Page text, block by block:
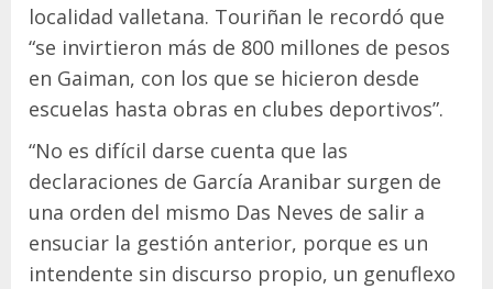
localidad valletana. Touriñan le recordó que
“se invirtieron más de 800 millones de pesos
en Gaiman, con los que se hicieron desde
escuelas hasta obras en clubes deportivos”.
“No es difícil darse cuenta que las
declaraciones de García Aranibar surgen de
una orden del mismo Das Neves de salir a
ensuciar la gestión anterior, porque es un
intendente sin discurso propio, un genuflexo